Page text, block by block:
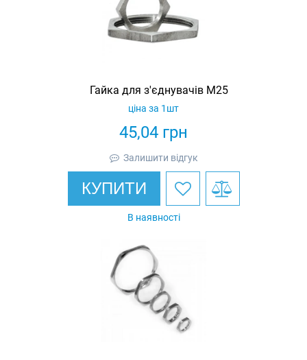
Гайка для з'єднувачів M25
45,04 грн
ціна за 1шт
Залишити відгук
КУПИТИ
В наявності